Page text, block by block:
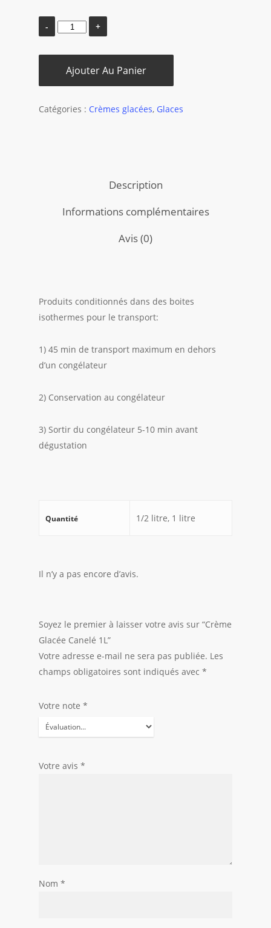
Ajouter Au Panier
Catégories : Crèmes glacées, Glaces
Description
Informations complémentaires
Avis (0)
Produits conditionnés dans des boites
isothermes pour le transport:
1) 45 min de transport maximum en dehors
d’un congélateur
2) Conservation au congélateur
3) Sortir du congélateur 5-10 min avant
dégustation
Quantité 1/2 litre, 1 litre
Il n’y a pas encore d’avis.
Soyez le premier à laisser votre avis sur “Crème
Glacée Canelé 1L”
Votre adresse e-mail ne sera pas publiée. Les
champs obligatoires sont indiqués avec *
Votre note *
Votre avis *
Nom *